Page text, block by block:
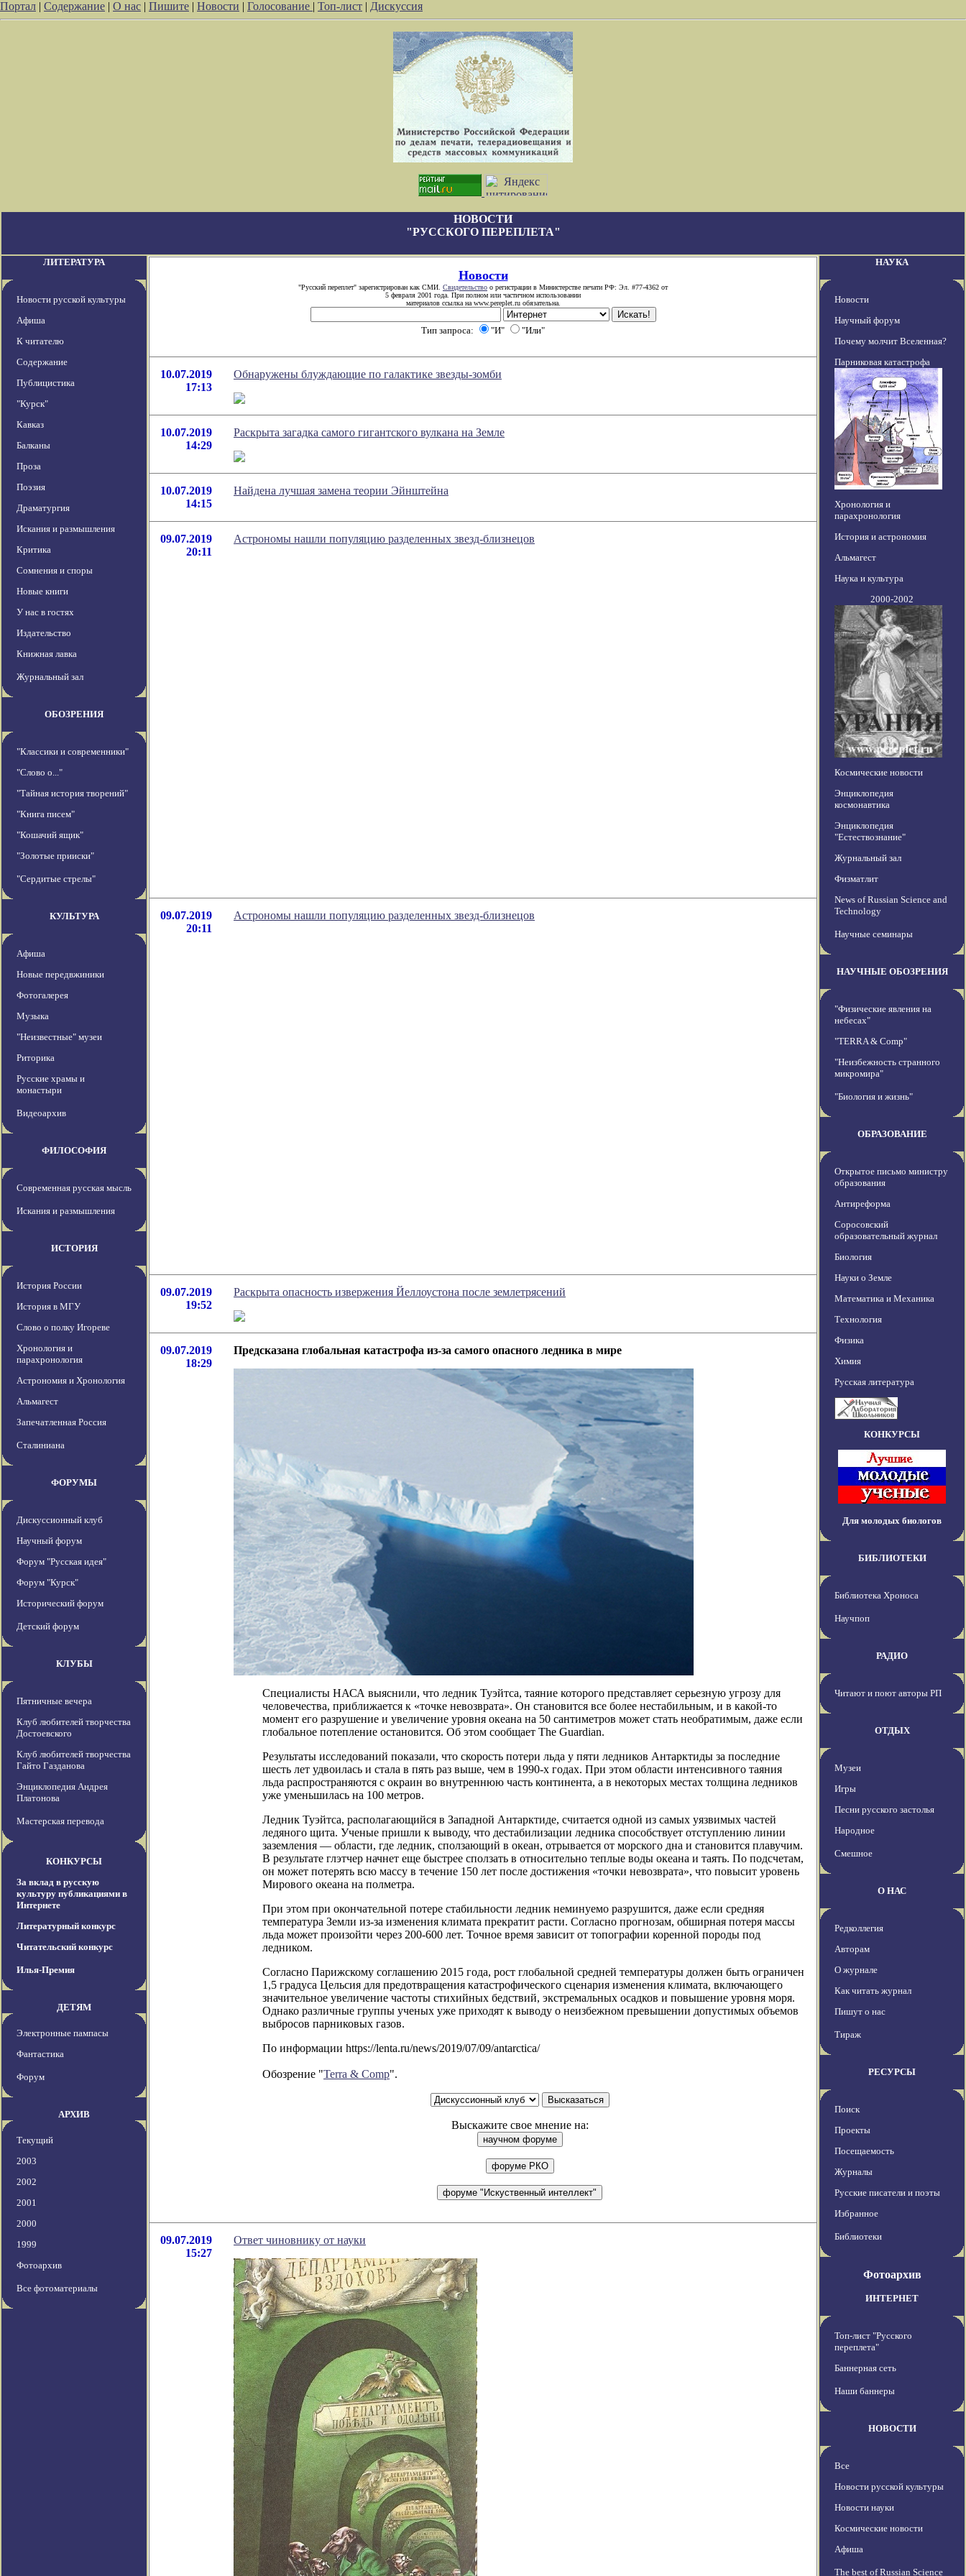
Портал | Содержание | О нас | Пишите | Новости | Голосование | Топ-лист | Дискуссия
НОВОСТИ
"РУССКОГО ПЕРЕПЛЕТА"
ЛИТЕРАТУРА
Новости русской культуры
Афиша
К читателю
Содержание
Публицистика
"Курск"
Кавказ
Балканы
Проза
Поэзия
Драматургия
Искания и размышления
Критика
Сомнения и споры
Новые книги
У нас в гостях
Издательство
Книжная лавка
Журнальный зал
ОБОЗРЕНИЯ
"Классики и современники"
"Слово о..."
"Тайная история творений"
"Книга писем"
"Кошачий ящик"
"Золотые прииски"
"Сердитые стрелы"
КУЛЬТУРА
Афиша
Новые передвжиники
Фотогалерея
Музыка
"Неизвестные" музеи
Риторика
Русские храмы и
монастыри
Видеоархив
ФИЛОСОФИЯ
Современная русская мысль
Искания и размышления
ИСТОРИЯ
История России
История в МГУ
Слово о полку Игореве
Хронология и
парахронология
Астрономия и Хронология
Альмагест
Запечатленная Россия
Сталиниана
ФОРУМЫ
Дискуссионный клуб
Научный форум
Форум "Русская идея"
Форум "Курск"
Исторический форум
Детский форум
КЛУБЫ
Пятничные вечера
Клуб любителей творчества
Достоевского
Клуб любителей творчества
Гайто Газданова
Энциклопедия Андрея
Платонова
Мастерская перевода
КОНКУРСЫ
За вклад в русскую
культуру публикациями в
Интернете
Литературный конкурс
Читательский конкурс
Илья-Премия
ДЕТЯМ
Электронные пампасы
Фантастика
Форум
АРХИВ
Текущий
2003
2002
2001
2000
1999
Фотоархив
Все фотоматериалы
Новости
"Русский переплет" зарегистрирован как СМИ. Свидетельство о регистрации в Министерстве печати РФ: Эл. #77-4362 от
5 февраля 2001 года. При полном или частичном использовании
материалов ссылка на www.pereplet.ru обязательна.
Тип запроса: "И" "Или"
10.07.2019
17:13
Обнаружены блуждающие по галактике звезды-зомби
10.07.2019
14:29
Раскрыта загадка самого гигантского вулкана на Земле
10.07.2019
14:15
Найдена лучшая замена теории Эйнштейна
09.07.2019
20:11
Астрономы нашли популяцию разделенных звезд-близнецов
09.07.2019
20:11
Астрономы нашли популяцию разделенных звезд-близнецов
09.07.2019
19:52
Раскрыта опасность извержения Йеллоустона после землетрясений
09.07.2019
18:29
Предсказана глобальная катастрофа из-за самого опасного ледника в мире
Специалисты НАСА выяснили, что ледник Туэйтса, таяние которого представляет серьезную угрозу для
человечества, приближается к «точке невозврата». Он становится все более нестабильным, и в какой-то
момент его разрушение и увеличение уровня океана на 50 сантиметров может стать необратимым, даже если
глобальное потепление остановится. Об этом сообщает The Guardian.
Результаты исследований показали, что скорость потери льда у пяти ледников Антарктиды за последние
шесть лет удвоилась и стала в пять раз выше, чем в 1990-х годах. При этом области интенсивного таяния
льда распространяются с окраин во внутреннюю часть континента, а в некоторых местах толщина ледников
уже уменьшилась на 100 метров.
Ледник Туэйтса, располагающийся в Западной Антарктиде, считается одной из самых уязвимых частей
ледяного щита. Ученые пришли к выводу, что дестабилизации ледника способствует отступлению линии
заземления — области, где ледник, сползающий в океан, отрывается от морского дна и становится плавучим.
В результате глэтчер начнет еще быстрее сползать в относительно теплые воды океана и таять. По подсчетам,
он может потерять всю массу в течение 150 лет после достижения «точки невозврата», что повысит уровень
Мирового океана на полметра.
При этом при окончательной потере стабильности ледник неминуемо разрушится, даже если средняя
температура Земли из-за изменения климата прекратит расти. Согласно прогнозам, обширная потеря массы
льда может произойти через 200-600 лет. Точное время зависит от топографии коренной породы под
ледником.
Согласно Парижскому соглашению 2015 года, рост глобальной средней температуры должен быть ограничен
1,5 градуса Цельсия для предотвращения катастрофического сценария изменения климата, включающего
значительное увеличение частоты стихийных бедствий, экстремальных осадков и повышение уровня моря.
Однако различные группы ученых уже приходят к выводу о неизбежном превышении допустимых объемов
выбросов парниковых газов.
По информации https://lenta.ru/news/2019/07/09/antarctica/
Обозрение "Terra & Comp".
Выскажите свое мнение на:
09.07.2019
15:27
Ответ чиновнику от науки
НАУКА
Новости
Научный форум
Почему молчит Вселенная?
Парниковая катастрофа
Хронология и
парахронология
История и астрономия
Альмагест
Наука и культура
2000-2002
Космические новости
Энциклопедия
космонавтика
Энциклопедия
"Естествознание"
Журнальный зал
Физматлит
News of Russian Science and
Technology
Научные семинары
НАУЧНЫЕ ОБОЗРЕНИЯ
"Физические явления на
небесах"
"TERRA & Comp"
"Неизбежность странного
микромира"
"Биология и жизнь"
ОБРАЗОВАНИЕ
Открытое письмо министру
образования
Антиреформа
Соросовский
образовательный журнал
Биология
Науки о Земле
Математика и Механика
Технология
Физика
Химия
Русская литература
КОНКУРСЫ
Для молодых биологов
БИБЛИОТЕКИ
Библиотека Хроноса
Научпоп
РАДИО
Читают и поют авторы РП
ОТДЫХ
Музеи
Игры
Песни русского застолья
Народное
Смешное
О НАС
Редколлегия
Авторам
О журнале
Как читать журнал
Пишут о нас
Тираж
РЕСУРСЫ
Поиск
Проекты
Посещаемость
Журналы
Русские писатели и поэты
Избранное
Библиотеки
Фотоархив
ИНТЕРНЕТ
Топ-лист "Русского
переплета"
Баннерная сеть
Наши баннеры
НОВОСТИ
Все
Новости русской культуры
Новости науки
Космические новости
Афиша
The best of Russian Science